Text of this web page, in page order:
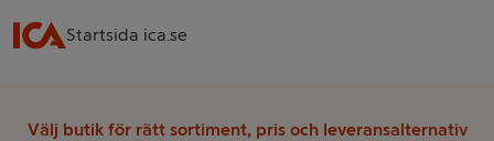
Startsida ica.se
Välj butik för rätt sortiment, pris och leveransalternativ